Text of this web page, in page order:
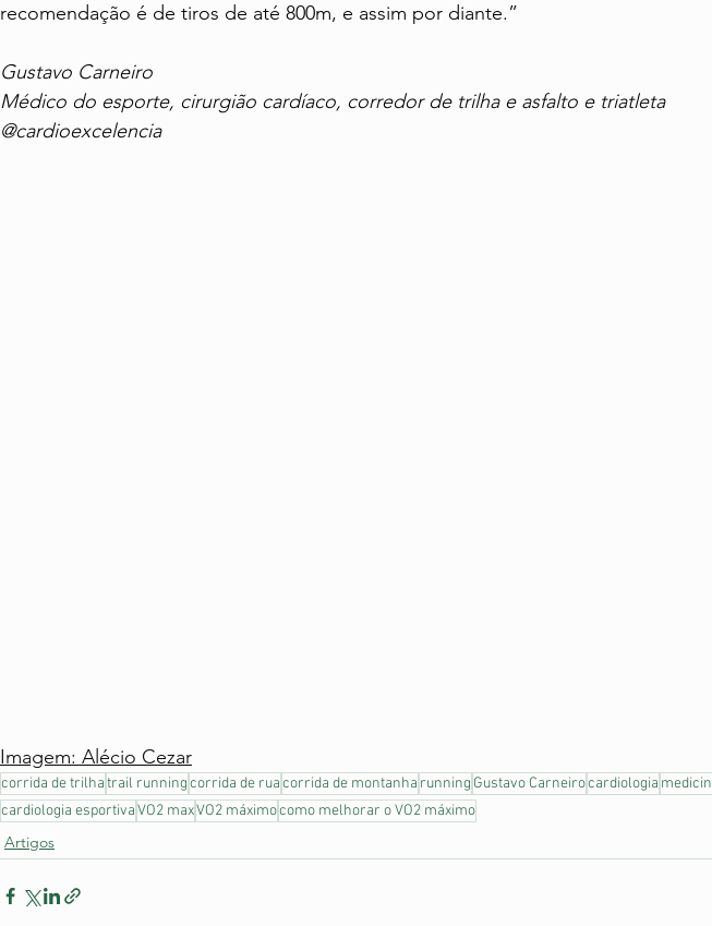
recomendação é de tiros de até 800m, e assim por diante.”
Gustavo Carneiro
Médico do esporte, cirurgião cardíaco, corredor de trilha e asfalto e triatleta
@cardioexcelencia
Imagem: Alécio Cezar
corrida de trilhatrail runningcorrida de ruacorrida de montanha running Gustavo Carneirocardiologia
cardiologia esportivaVO2 maxVO2 máximocomo melhorar o VO2 máximo
Artigos